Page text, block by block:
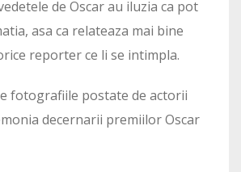
de Oscar au iluzia ca pot
asa ca relateaza mai bine
reporter ce li se intimpla.
fotografiile postate de actorii
decernarii premiilor Oscar